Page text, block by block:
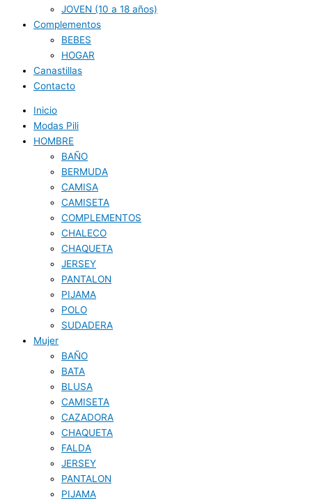
JOVEN (10 a 18 años)
Complementos
BEBES
HOGAR
Canastillas
Contacto
Inicio
Modas Pili
HOMBRE
BAÑO
BERMUDA
CAMISA
CAMISETA
COMPLEMENTOS
CHALECO
CHAQUETA
JERSEY
PANTALON
PIJAMA
POLO
SUDADERA
Mujer
BAÑO
BATA
BLUSA
CAMISETA
CAZADORA
CHAQUETA
FALDA
JERSEY
PANTALON
PIJAMA